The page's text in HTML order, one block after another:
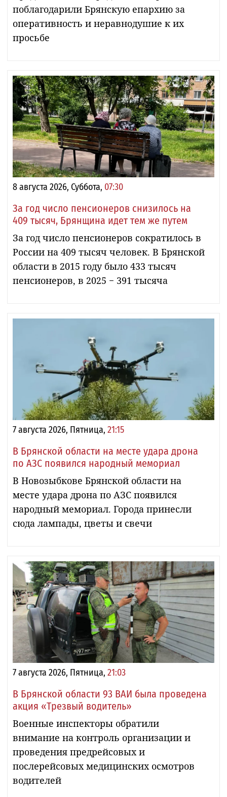
поблагодарили Брянскую епархию за
оперативность и неравнодушие к их
просьбе
8 августа 2026, Суббота, 07:30
За год число пенсионеров снизилось на
409 тысяч, Брянщина идет тем же путем
За год число пенсионеров сократилось в
России на 409 тысяч человек. В Брянской
области в 2015 году было 433 тысяч
пенсионеров, в 2025 − 391 тысяча
7 августа 2026, Пятница, 21:15
В Брянской области на месте удара дрона
по АЗС появился народный мемориал
В Новозыбкове Брянской области на
месте удара дрона по АЗС появился
народный мемориал. Города принесли
сюда лампады, цветы и свечи
7 августа 2026, Пятница, 21:03
В Брянской области 93 ВАИ была проведена
акция «Трезвый водитель»
Военные инспекторы обратили
внимание на контроль организации и
проведения предрейсовых и
послерейсовых медицинских осмотров
водителей